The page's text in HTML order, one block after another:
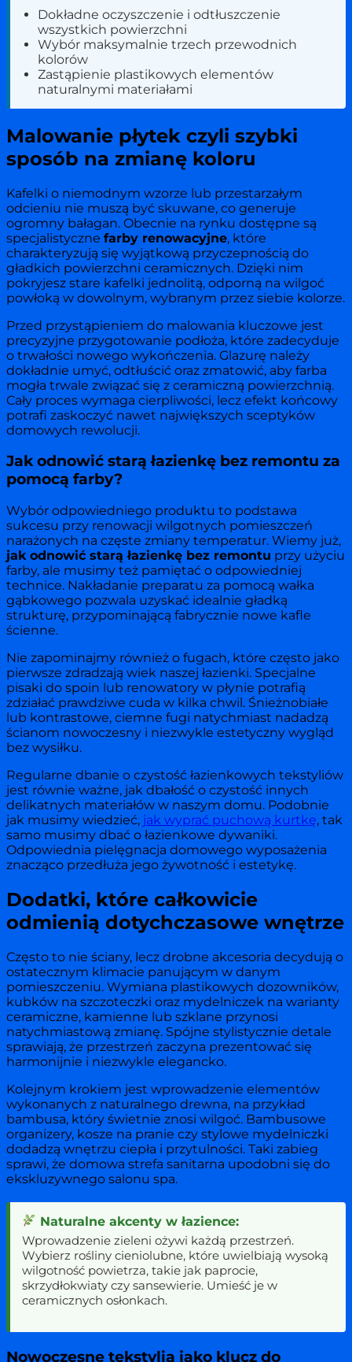
Dokładne oczyszczenie i odtłuszczenie
wszystkich powierzchni
Wybór maksymalnie trzech przewodnich
kolorów
Zastąpienie plastikowych elementów
naturalnymi materiałami
Malowanie płytek czyli szybki
sposób na zmianę koloru
Kafelki o niemodnym wzorze lub przestarzałym
odcieniu nie muszą być skuwane, co generuje
ogromny bałagan. Obecnie na rynku dostępne są
specjalistyczne farby renowacyjne, które
charakteryzują się wyjątkową przyczepnością do
gładkich powierzchni ceramicznych. Dzięki nim
pokryjesz stare kafelki jednolitą, odporną na wilgoć
powłoką w dowolnym, wybranym przez siebie kolorze.
Przed przystąpieniem do malowania kluczowe jest
precyzyjne przygotowanie podłoża, które zadecyduje
o trwałości nowego wykończenia. Glazurę należy
dokładnie umyć, odtłuścić oraz zmatowić, aby farba
mogła trwale związać się z ceramiczną powierzchnią.
Cały proces wymaga cierpliwości, lecz efekt końcowy
potrafi zaskoczyć nawet największych sceptyków
domowych rewolucji.
Jak odnowić starą łazienkę bez remontu za
pomocą farby?
Wybór odpowiedniego produktu to podstawa
sukcesu przy renowacji wilgotnych pomieszczeń
narażonych na częste zmiany temperatur. Wiemy już,
jak odnowić starą łazienkę bez remontu przy użyciu
farby, ale musimy też pamiętać o odpowiedniej
technice. Nakładanie preparatu za pomocą wałka
gąbkowego pozwala uzyskać idealnie gładką
strukturę, przypominającą fabrycznie nowe kafle
ścienne.
Nie zapominajmy również o fugach, które często jako
pierwsze zdradzają wiek naszej łazienki. Specjalne
pisaki do spoin lub renowatory w płynie potrafią
zdziałać prawdziwe cuda w kilka chwil. Śnieżnobiałe
lub kontrastowe, ciemne fugi natychmiast nadadzą
ścianom nowoczesny i niezwykle estetyczny wygląd
bez wysiłku.
Regularne dbanie o czystość łazienkowych tekstyliów
jest równie ważne, jak dbałość o czystość innych
delikatnych materiałów w naszym domu. Podobnie
jak musimy wiedzieć, jak wyprać puchową kurtkę, tak
samo musimy dbać o łazienkowe dywaniki.
Odpowiednia pielęgnacja domowego wyposażenia
znacząco przedłuża jego żywotność i estetykę.
Dodatki, które całkowicie
odmienią dotychczasowe wnętrze
Często to nie ściany, lecz drobne akcesoria decydują o
ostatecznym klimacie panującym w danym
pomieszczeniu. Wymiana plastikowych dozowników,
kubków na szczoteczki oraz mydelniczek na warianty
ceramiczne, kamienne lub szklane przynosi
natychmiastową zmianę. Spójne stylistycznie detale
sprawiają, że przestrzeń zaczyna prezentować się
harmonijnie i niezwykle elegancko.
Kolejnym krokiem jest wprowadzenie elementów
wykonanych z naturalnego drewna, na przykład
bambusa, który świetnie znosi wilgoć. Bambusowe
organizery, kosze na pranie czy stylowe mydelniczki
dodadzą wnętrzu ciepła i przytulności. Taki zabieg
sprawi, że domowa strefa sanitarna upodobni się do
ekskluzywnego salonu spa.
Naturalne akcenty w łazience:
Wprowadzenie zieleni ożywi każdą przestrzeń.
Wybierz rośliny cieniolubne, które uwielbiają wysoką
wilgotność powietrza, takie jak paprocie,
skrzydłokwiaty czy sansewierie. Umieść je w
ceramicznych osłonkach.
Nowoczesne tekstylia jako klucz do